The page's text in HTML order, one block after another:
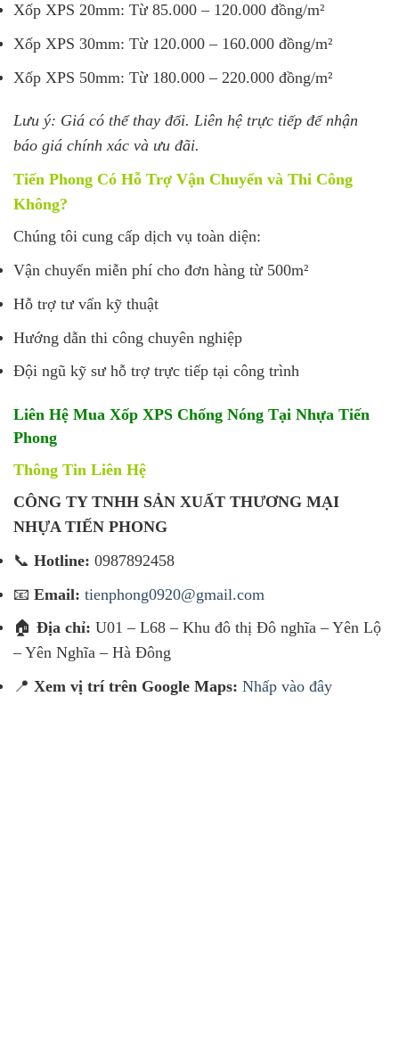
Xốp XPS 20mm: Từ 85.000 – 120.000 đồng/m²
Xốp XPS 30mm: Từ 120.000 – 160.000 đồng/m²
Xốp XPS 50mm: Từ 180.000 – 220.000 đồng/m²
Lưu ý: Giá có thể thay đổi. Liên hệ trực tiếp để nhận
báo giá chính xác và ưu đãi.
Tiến Phong Có Hỗ Trợ Vận Chuyển và Thi Công
Không?
Chúng tôi cung cấp dịch vụ toàn diện:
Vận chuyển miễn phí cho đơn hàng từ 500m²
Hỗ trợ tư vấn kỹ thuật
Hướng dẫn thi công chuyên nghiệp
Đội ngũ kỹ sư hỗ trợ trực tiếp tại công trình
Liên Hệ Mua Xốp XPS Chống Nóng Tại Nhựa Tiến
Phong
Thông Tin Liên Hệ
CÔNG TY TNHH SẢN XUẤT THƯƠNG MẠI
NHỰA TIẾN PHONG
📞 Hotline: 0987892458
📧 Email: tienphong0920@gmail.com
🏠 Địa chỉ: U01 – L68 – Khu đô thị Đô nghĩa – Yên Lộ
– Yên Nghĩa – Hà Đông
📍 Xem vị trí trên Google Maps: Nhấp vào đây